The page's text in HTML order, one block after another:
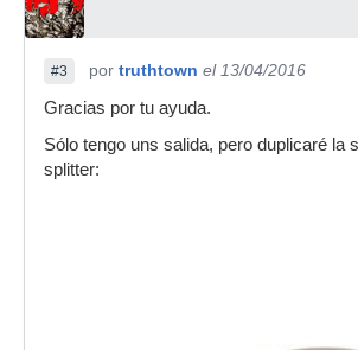
#3 por truthtown el 13/04/2016
Gracias por tu ayuda.
Sólo tengo uns salida, pero duplicaré la
splitter: